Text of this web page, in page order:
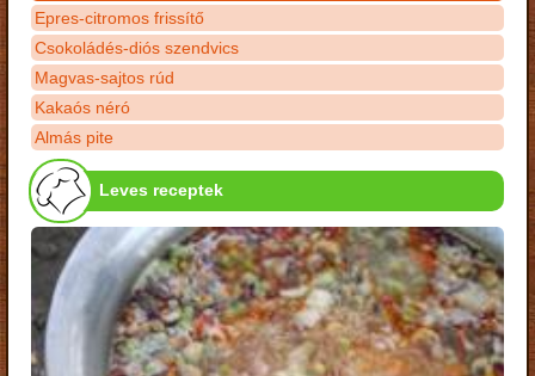
Epres-citromos frissítő
Csokoládés-diós szendvics
Magvas-sajtos rúd
Kakaós néró
Almás pite
Leves receptek